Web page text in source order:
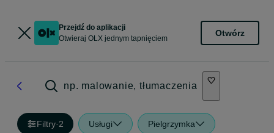
Przejdź do aplikacji
Otwieraj OLX jednym tapnięciem
Otwórz
np. malowanie, tłumaczenia
Filtry·2 Usługi Pielgrzymka